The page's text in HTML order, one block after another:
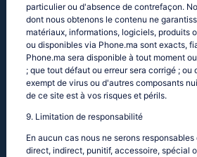
particulier ou d'absence de contrefaçon.
dont nous obtenons le contenu ne
matériaux, informations, logiciels, produits
ou disponibles via Phone.ma sont exacts,
Phone.ma sera disponible à tout moment
; que tout défaut ou erreur sera corrigé ; ou
exempt de virus ou d'autres composants
de ce site est à vos risques et périls.
9. Limitation de responsabilité
En aucun cas nous ne serons
direct, indirect, punitif, accessoire, spécial